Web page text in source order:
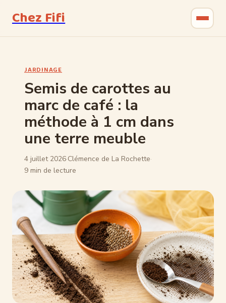
Chez Fifi
Bricolage
Jardinage
Maison & Déco
JARDINAGE
Semis de carottes au
marc de café : la
méthode à 1 cm dans
une terre meuble
4 juillet 2026·Clémence de La Rochette·
9 min de lecture